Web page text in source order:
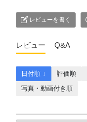
レビューを書く
レビュー Q&A
日付順 ↓ 評価順
写真・動画付き順